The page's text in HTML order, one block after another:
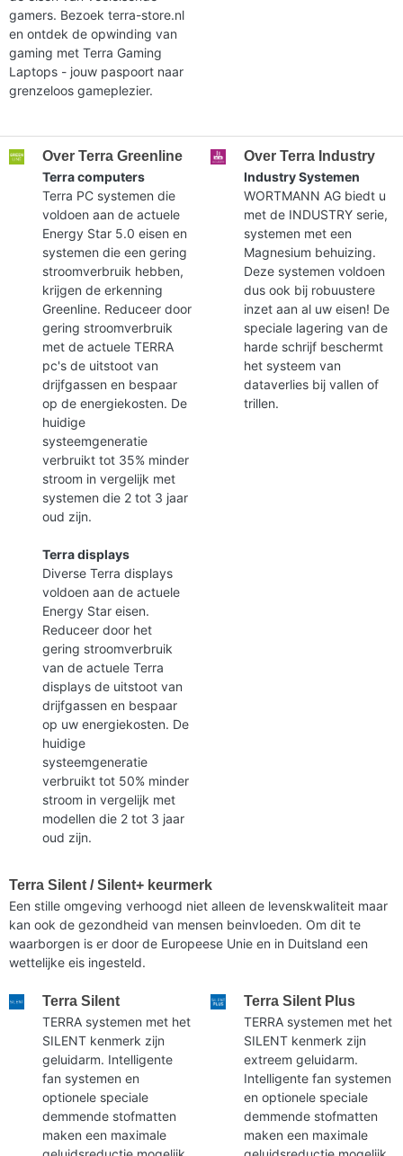
gamers. Bezoek terra-store.nl
en ontdek de opwinding van
gaming met Terra Gaming
Laptops - jouw paspoort naar
grenzeloos gameplezier.
Over Terra Greenline
Terra computers
Terra PC systemen die
voldoen aan de actuele
Energy Star 5.0 eisen en
systemen die een gering
stroomverbruik hebben,
krijgen de erkenning
Greenline. Reduceer door
gering stroomverbruik
met de actuele TERRA
pc's de uitstoot van
drijfgassen en bespaar
op de energiekosten. De
huidige
systeemgeneratie
verbruikt tot 35% minder
stroom in vergelijk met
systemen die 2 tot 3 jaar
oud zijn.
Terra displays
Diverse Terra displays
voldoen aan de actuele
Energy Star eisen.
Reduceer door het
gering stroomverbruik
van de actuele Terra
displays de uitstoot van
drijfgassen en bespaar
op uw energiekosten. De
huidige
systeemgeneratie
verbruikt tot 50% minder
stroom in vergelijk met
modellen die 2 tot 3 jaar
oud zijn.
Over Terra Industry
Industry Systemen
WORTMANN AG biedt u
met de INDUSTRY serie,
systemen met een
Magnesium behuizing.
Deze systemen voldoen
dus ook bij robuustere
inzet aan al uw eisen! De
speciale lagering van de
harde schrijf beschermt
het systeem van
dataverlies bij vallen of
trillen.
Terra Silent / Silent+ keurmerk
Een stille omgeving verhoogd niet alleen de levenskwaliteit maar
kan ook de gezondheid van mensen beinvloeden. Om dit te
waarborgen is er door de Europeese Unie en in Duitsland een
wettelijke eis ingesteld.
Terra Silent
TERRA systemen met het
SILENT kenmerk zijn
geluidarm. Intelligente
fan systemen en
optionele speciale
demmende stofmatten
maken een maximale
Terra Silent Plus
TERRA systemen met het
SILENT kenmerk zijn
extreem geluidarm.
Intelligente fan systemen
en optionele speciale
demmende stofmatten
maken een maximale